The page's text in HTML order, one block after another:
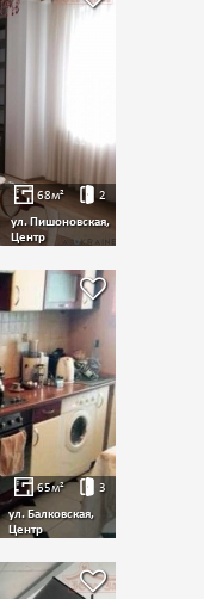
68м² 2
ул. Пишоновская,
Центр
65м² 3
ул. Балковская,
Центр